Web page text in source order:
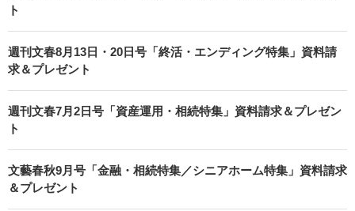
ト
週刊文春8月13日・20日号「終活・エンディング特集」資料請
求＆プレゼント
週刊文春7月2日号「資産運用・相続特集」資料請求＆プレゼン
ト
文藝春秋9月号「金融・相続特集／シニアホーム特集」資料請求
＆プレゼント